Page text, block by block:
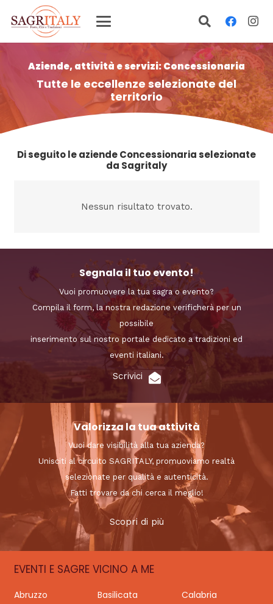
Aziende, attività e servizi: Concessionaria
Tutte le eccellenze selezionate del
territorio
Di seguito le aziende Concessionaria selezionate
da Sagritaly
Nessun risultato trovato.
Segnala il tuo evento!
Vuoi promuovere la tua sagra o evento?
Compila il form, la nostra redazione verificherà per un
possibile
inserimento sul nostro portale dedicato a tradizioni ed
eventi italiani.
Scrivici
Valorizza la tua attività
Vuoi dare visibilità alla tua azienda?
Unisciti al circuito SAGRITALY, promuoviamo realtà
selezionate per qualità e autenticità.
Fatti trovare da chi cerca il meglio!
Scopri di più
EVENTI E SAGRE VICINO A ME
Abruzzo Basilicata
Calabria